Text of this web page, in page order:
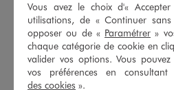
5/5 de moyenne
(16 avis)
AJOUTERAU PANIER
Vous avez le choix d'«
utilisations, de « Continuer
opposer ou de « Paramétrer »
chaque catégorie de cookie en
valider vos options. Vous
vos préférences en
des cookies ».